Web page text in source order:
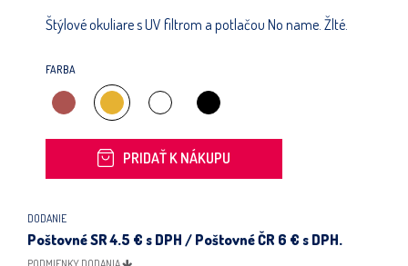
Štýlové okuliare s UV filtrom a potlačou No name. Žlté.
FARBA
PRIDAŤ K NÁKUPU
DODANIE
Poštovné SR 4.5 € s DPH / Poštovné ČR 6 € s DPH.